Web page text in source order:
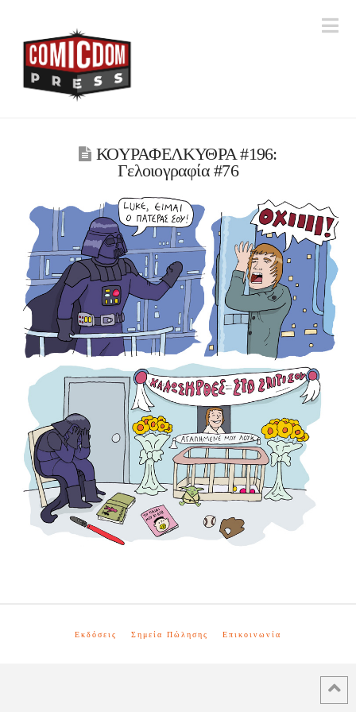
ΚΟΥΡΑΦΕΛΚΥΘΡΑ #196:
Γελοιογραφία #76
Εκδόσεις Σημεία Πώλησης Επικοινωνία